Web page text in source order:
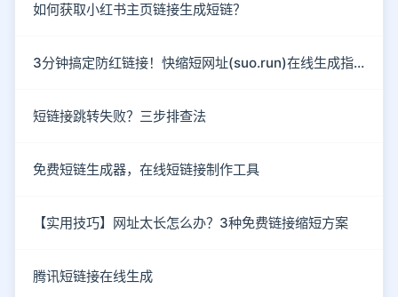
如何获取小红书主页链接生成短链？
3分钟搞定防红链接！快缩短网址(suo.run)在线生成指南
短链接跳转失败？三步排查法
免费短链生成器，在线短链接制作工具
【实用技巧】网址太长怎么办？3种免费链接缩短方案
腾讯短链接在线生成